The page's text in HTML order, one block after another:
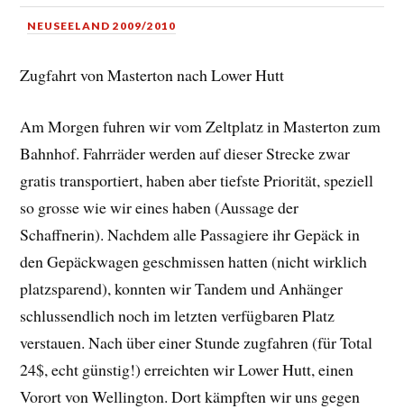
NEUSEELAND 2009/2010
Zugfahrt von Masterton nach Lower Hutt
Am Morgen fuhren wir vom Zeltplatz in Masterton zum
Bahnhof. Fahrräder werden auf dieser Strecke zwar
gratis transportiert, haben aber tiefste Priorität, speziell
so grosse wie wir eines haben (Aussage der
Schaffnerin). Nachdem alle Passagiere ihr Gepäck in
den Gepäckwagen geschmissen hatten (nicht wirklich
platzsparend), konnten wir Tandem und Anhänger
schlussendlich noch im letzten verfügbaren Platz
verstauen. Nach über einer Stunde zugfahren (für Total
24$, echt günstig!) erreichten wir Lower Hutt, einen
Vorort von Wellington. Dort kämpften wir uns gegen